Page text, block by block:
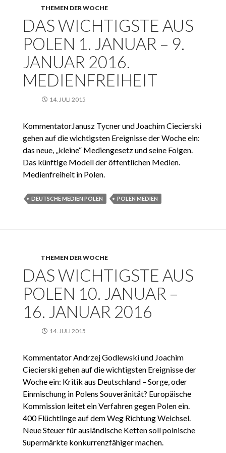
THEMEN DER WOCHE
DAS WICHTIGSTE AUS
POLEN 1. JANUAR – 9.
JANUAR 2016.
MEDIENFREIHEIT
14. JULI 2015
KommentatorJanusz Tycner und Joachim Ciecierski
gehen auf die wichtigsten Ereignisse der Woche ein:
das neue, „kleine“ Mediengesetz und seine Folgen.
Das künftige Modell der öffentlichen Medien.
Medienfreiheit in Polen.
DEUTSCHE MEDIEN POLEN POLEN MEDIEN
THEMEN DER WOCHE
DAS WICHTIGSTE AUS
POLEN 10. JANUAR –
16. JANUAR 2016
14. JULI 2015
Kommentator Andrzej Godlewski und Joachim
Ciecierski gehen auf die wichtigsten Ereignisse der
Woche ein: Kritik aus Deutschland – Sorge, oder
Einmischung in Polens Souveränität? Europäische
Kommission leitet ein Verfahren gegen Polen ein.
400 Flüchtlinge auf dem Weg Richtung Weichsel.
Neue Steuer für ausländische Ketten soll polnische
Supermärkte konkurrenzfähiger machen.